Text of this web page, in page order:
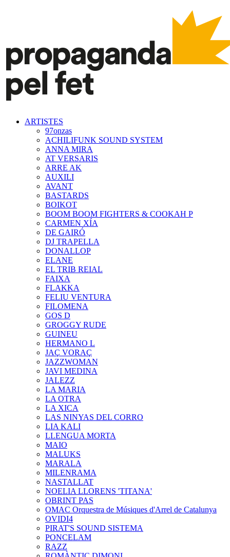
ARTISTES
97onzas
ACHILIFUNK SOUND SYSTEM
ANNA MIRA
AT VERSARIS
ARRE AK
AUXILI
AVANT
BASTARDS
BOIKOT
BOOM BOOM FIGHTERS & COOKAH P
CARMEN XÍA
DE GAIRÓ
DJ TRAPELLA
DONALLOP
ELANE
EL TRIB REIAL
FAIXA
FLAKKA
FELIU VENTURA
FILOMENA
GOS D
GROGGY RUDE
GUINEU
HERMANO L
JAÇ VORAÇ
JAZZWOMAN
JAVI MEDINA
JALEZZ
LA MARIA
LA OTRA
LA XICA
LAS NINYAS DEL CORRO
LIA KALI
LLENGUA MORTA
MAIO
MALUKS
MARALA
MILENRAMA
NASTALLAT
NOELIA LLORENS 'TITANA'
OBRINT PAS
OMAC Orquestra de Músiques d'Arrel de Catalunya
OVIDI4
PIRAT'S SOUND SISTEMA
PONCELAM
RAZZ